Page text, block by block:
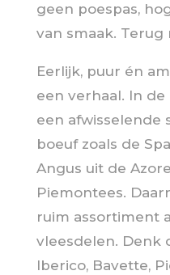
geen poespas,
van smaak.
Eerlijk, puur én
een verhaal. In
een afwisselende
boeuf zoals de
Angus uit de
Piemontees.
ruim assortiment
vleesdelen. Denk
Iberico, Bavette,